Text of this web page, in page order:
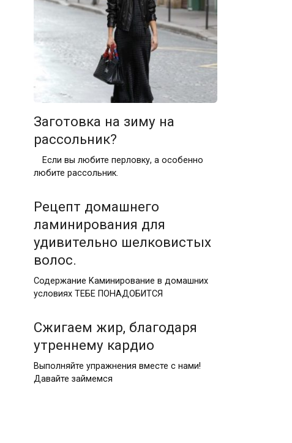
Заготовка на зиму на
рассольник?
⠀ Если вы любите перловку, а особенно
любите рассольник.
Рецепт домашнего
ламинирования для
удивительно шелковистых
волос.
Содержание Kаминирование в домашних
условиях ТЕБЕ ПОНАДОБИТСЯ
Сжигаем жир, благодаря
утреннему кардио
Выполняйте упражнения вместе с нами!
Давайте займемся